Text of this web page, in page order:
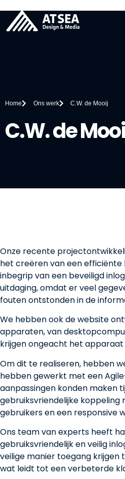
Home Ons werk C.W. de Mooij
C.W. de
Onze recente
het creëren van een efficiënte
inbegrip van een beveiligd
uitdaging, omdat er veel
fouten ontstonden in de
We hebben ook de website
apparaten, van
krijgen ongeacht het
Om dit te realiseren, hebben
hebben gewerkt met een
aanpassingen konden maken
gebruiksvriendelijke koppeling
gebruikers en een responsive
Ons team van experts heeft
gebruiksvriendelijk en veilig
veilige manier toegang krijgen
wat leidt tot een verbeterde